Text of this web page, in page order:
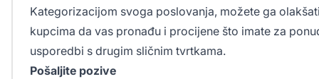
Kategorizacijom svoga poslovanja, možete ga
kupcima da vas pronađu i procijene što imate za
usporedbi s drugim sličnim tvrtkama.
Pošaljite pozive